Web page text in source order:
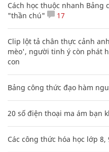
Cách học thuộc nhanh
"thần chú"
17
Clip lột tả chân thực cảnh
mèo', người tinh ý còn phát
con
Bảng công thức đạo hàm
20 số điện thoại ma ám bạn
Các công thức hóa học lớp